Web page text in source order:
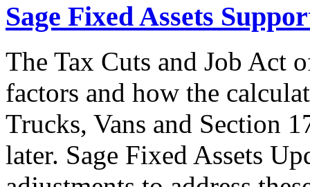
Sage Fixed Assets
The Tax Cuts and Job Act
factors and how the
Trucks, Vans and Section
later. Sage Fixed Assets